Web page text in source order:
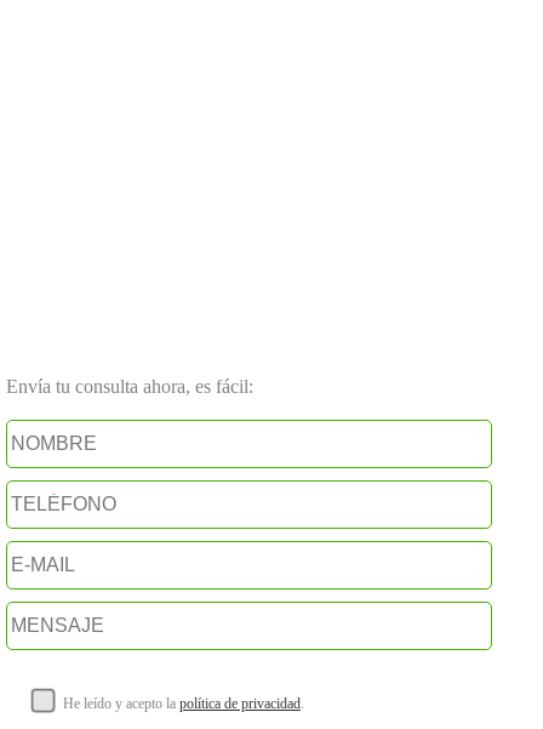
Envía tu consulta ahora, es fácil:
He leído y acepto la política de privacidad.